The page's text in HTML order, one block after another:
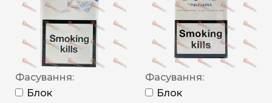
Фасування:
Блок
Фасування:
Блок